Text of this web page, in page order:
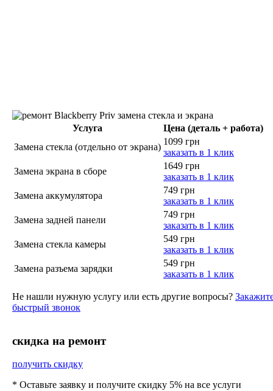
Услуга
Цена (деталь + работа)
Замена стекла (отдельно от экрана)
1099 грн
заказать в 1 клик
Замена экрана в сборе
1649 грн
заказать в 1 клик
Замена аккумулятора
749 грн
заказать в 1 клик
Замена задней панели
749 грн
заказать в 1 клик
Замена стекла камеры
549 грн
заказать в 1 клик
Замена разъема зарядки
549 грн
заказать в 1 клик
Не нашли нужную услугу или есть другие вопросы?
быстрый звонок
cкидка на ремонт
получить скидку
* Оставьте заявку и получите скидку 5% на все услуги